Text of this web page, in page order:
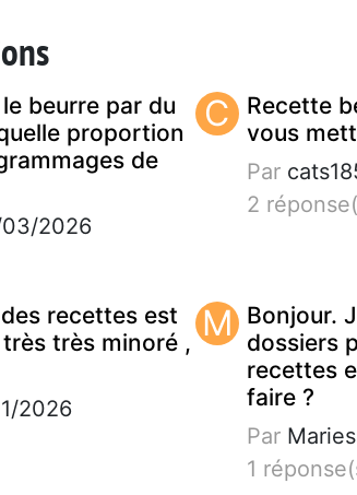
beurre par du
proportion
de
2026
C
Recette
vous
Par
2
recettes est
très minoré ,
2026
M Bonjour.
dossiers
recettes
faire ?
Par
1